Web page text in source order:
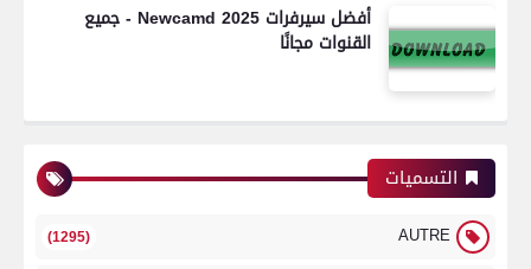
أفضل سيرفرات Newcamd 2025 - جميع
القنوات مجانًا
التسميات
AUTRE
(1295)